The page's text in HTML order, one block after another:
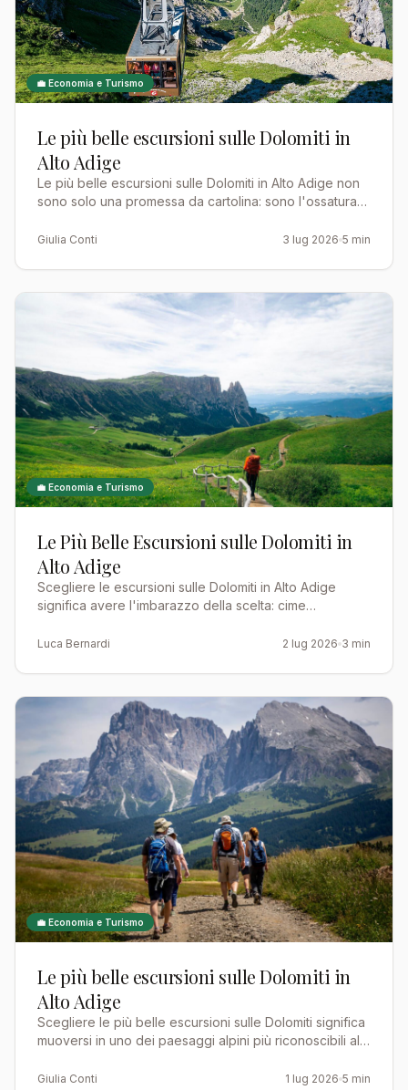
💼 Economia e Turismo
Le più belle escursioni sulle Dolomiti in
Alto Adige
Le più belle escursioni sulle Dolomiti in Alto Adige non
sono solo una promessa da cartolina: sono l'ossatura
Giulia Conti 3 lug 2026 5 min
💼 Economia e Turismo
Le Più Belle Escursioni sulle Dolomiti in
Alto Adige
Scegliere le escursioni sulle Dolomiti in Alto Adige
significa avere l'imbarazzo della scelta: cime
sent…
Luca Bernardi 2 lug 2026 3 min
💼 Economia e Turismo
Le più belle escursioni sulle Dolomiti in
Alto Adige
Scegliere le più belle escursioni sulle Dolomiti significa
muoversi in uno dei paesaggi alpini più riconoscibili al
Giulia Conti 1 lug 2026 5 min